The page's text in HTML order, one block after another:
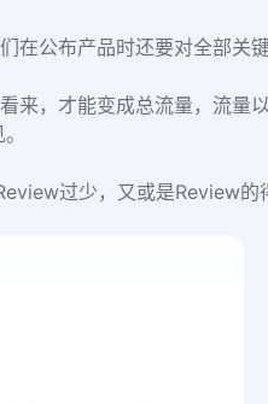
在公布产品时还要对全部关键
来，才能变成总流量，流量
过少，又或是Review的